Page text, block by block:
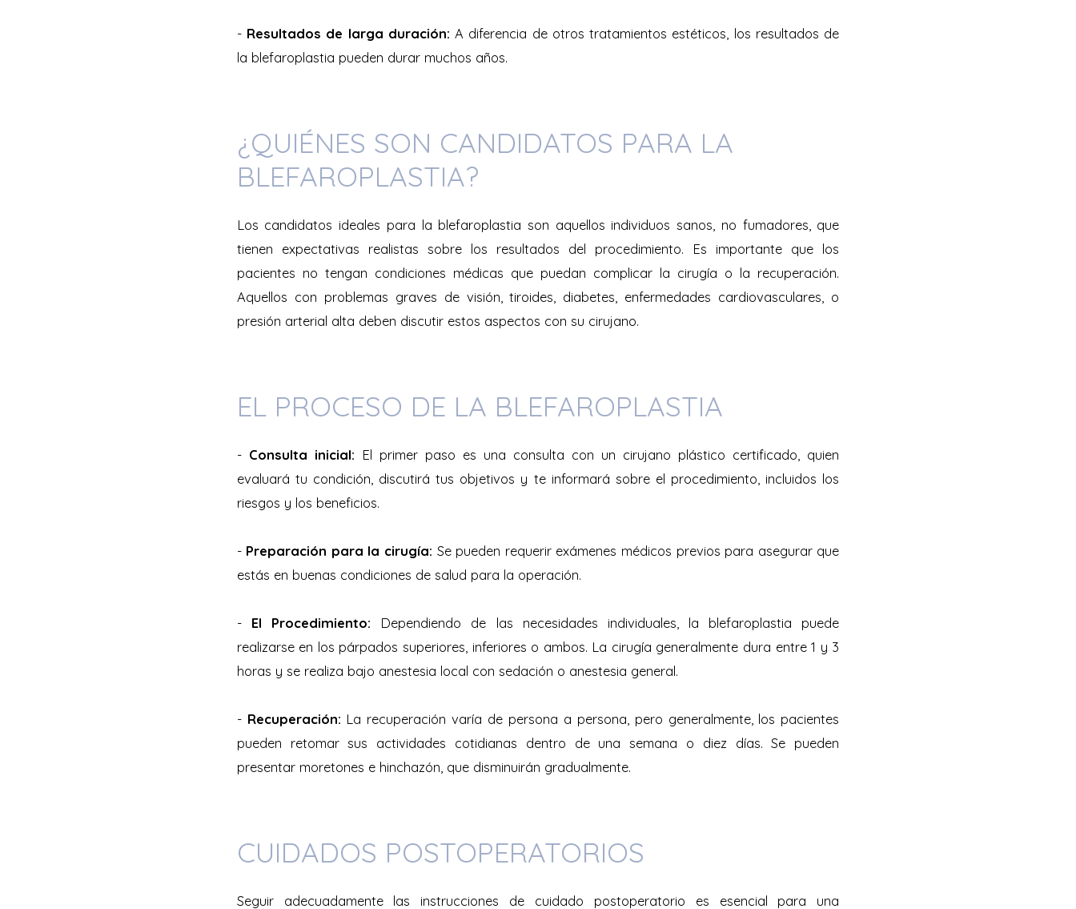
- Resultados de larga duración: A diferencia de otros tratamientos estéticos, los resultados de
la blefaroplastia pueden durar muchos años.
¿QUIÉNES SON CANDIDATOS PARA LA
BLEFAROPLASTIA?
Los candidatos ideales para la blefaroplastia son aquellos individuos sanos, no fumadores, que
tienen expectativas realistas sobre los resultados del procedimiento. Es importante que los
pacientes no tengan condiciones médicas que puedan complicar la cirugía o la recuperación.
Aquellos con problemas graves de visión, tiroides, diabetes, enfermedades cardiovasculares, o
presión arterial alta deben discutir estos aspectos con su cirujano.
EL PROCESO DE LA BLEFAROPLASTIA
- Consulta inicial: El primer paso es una consulta con un cirujano plástico certificado, quien
evaluará tu condición, discutirá tus objetivos y te informará sobre el procedimiento, incluidos los
riesgos y los beneficios.
- Preparación para la cirugía: Se pueden requerir exámenes médicos previos para asegurar que
estás en buenas condiciones de salud para la operación.
- El Procedimiento: Dependiendo de las necesidades individuales, la blefaroplastia puede
realizarse en los párpados superiores, inferiores o ambos. La cirugía generalmente dura entre 1 y 3
horas y se realiza bajo anestesia local con sedación o anestesia general.
- Recuperación: La recuperación varía de persona a persona, pero generalmente, los pacientes
pueden retomar sus actividades cotidianas dentro de una semana o diez días. Se pueden
presentar moretones e hinchazón, que disminuirán gradualmente.
CUIDADOS POSTOPERATORIOS
Seguir adecuadamente las instrucciones de cuidado postoperatorio es esencial para una